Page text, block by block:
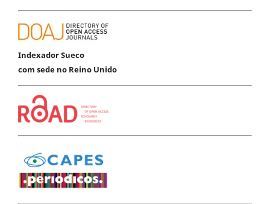
Indexador Sueco
com sede no Reino Unido